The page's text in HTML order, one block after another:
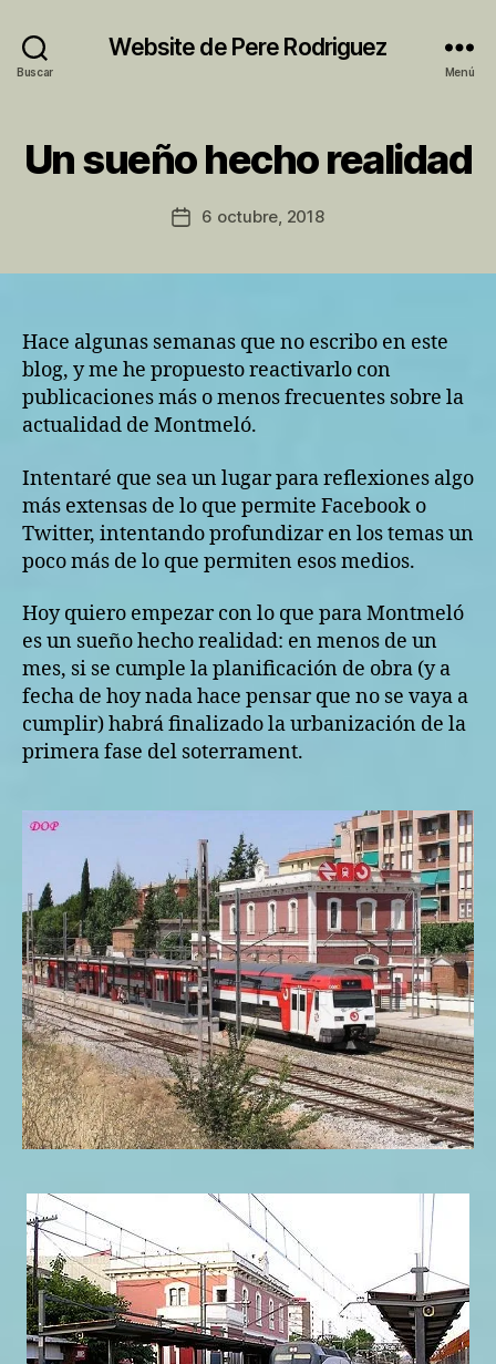
Buscar
Website de Pere Rodriguez
Menú
Categorías
A
C
A
U
N
I
C
I
P
L
O
N
M
L
Ó
Un sueño hecho realidad
Autor
de
entrada
o
r
e
e
Fecha6 octubre, 2018
Hace algunas semanas que no escribo en este
blog, y me he propuesto reactivarlo con
publicaciones más o menos frecuentes sobre la
actualidad de Montmeló.
Intentaré que sea un lugar para reflexiones algo
más extensas de lo que permite Facebook o
Twitter, intentando profundizar en los temas un
poco más de lo que permiten esos medios.
Hoy quiero empezar con lo que para Montmeló
es un sueño hecho realidad: en menos de un
mes, si se cumple la planificación de obra (y a
fecha de hoy nada hace pensar que no se vaya a
cumplir) habrá finalizado la urbanización de la
primera fase del soterrament.